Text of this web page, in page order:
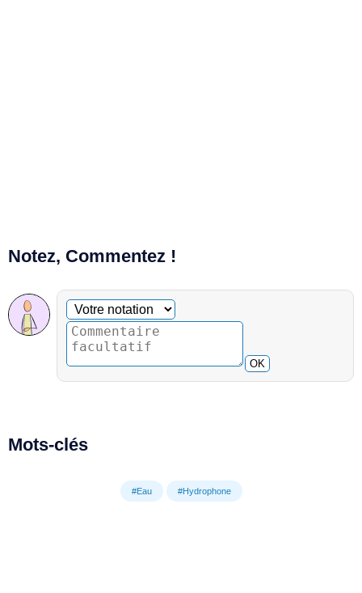
Notez, Commentez !
Commentaire facultatif
Votre notation
OK
Mots-clés
#Eau #Hydrophone